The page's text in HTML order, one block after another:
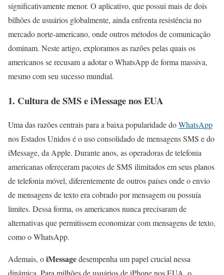
significativamente menor. O aplicativo, que possui mais de dois
bilhões de usuários globalmente, ainda enfrenta resistência no
mercado norte-americano, onde outros métodos de comunicação
dominam. Neste artigo, exploramos as razões pelas quais os
americanos se recusam a adotar o WhatsApp de forma massiva,
mesmo com seu sucesso mundial.
1. Cultura de SMS e iMessage nos EUA
Uma das razões centrais para a baixa popularidade doWhatsApp
nos Estados Unidos é o uso consolidado de mensagens SMS e do
iMessage, da Apple. Durante anos, as operadoras de telefonia
americanas ofereceram pacotes de SMS ilimitados em seus planos
de telefonia móvel, diferentemente de outros países onde o envio
de mensagens de texto era cobrado por mensagem ou possuía
limites. Dessa forma, os americanos nunca precisaram de
alternativas que permitissem economizar com mensagens de texto,
como o WhatsApp.
Ademais, oiMessagedesempenha um papel crucial nessa